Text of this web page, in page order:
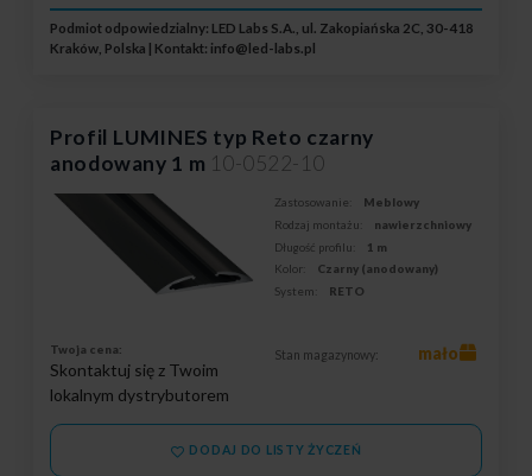
Podmiot odpowiedzialny: LED Labs S.A., ul. Zakopiańska 2C, 30-418
Kraków, Polska | Kontakt: info@led-labs.pl
Profil LUMINES typ Reto czarny
anodowany 1 m 10-0522-10
Zastosowanie:
Meblowy
Rodzaj montażu:
nawierzchniowy
Długość profilu:
1 m
Kolor:
Czarny (anodowany)
System:
RETO
Twoja cena:
Skontaktuj się z Twoim
lokalnym dystrybutorem
Stan magazynowy: mało
DODAJ DO LISTY ŻYCZEŃ